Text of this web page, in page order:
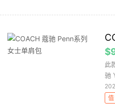
此
驰